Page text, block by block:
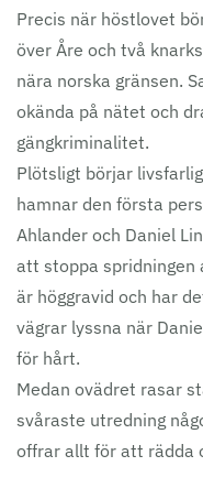
Precis när höstlovet
över Åre och två
nära norska gränsen.
okända på nätet och
gängkriminalitet.
Plötsligt börjar
hamnar den första
Ahlander och Daniel
att stoppa spridningen
är höggravid och har
vägrar lyssna när
för hårt.
Medan ovädret rasar
svåraste utredning
offrar allt för att rädda